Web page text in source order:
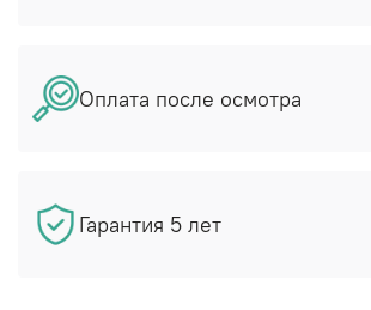
Оплата после осмотра
Гарантия 5 лет